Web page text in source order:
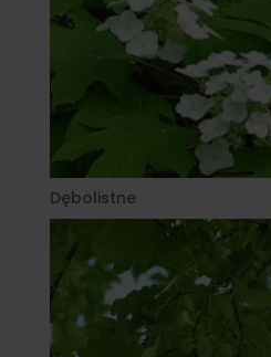
Dębolistne